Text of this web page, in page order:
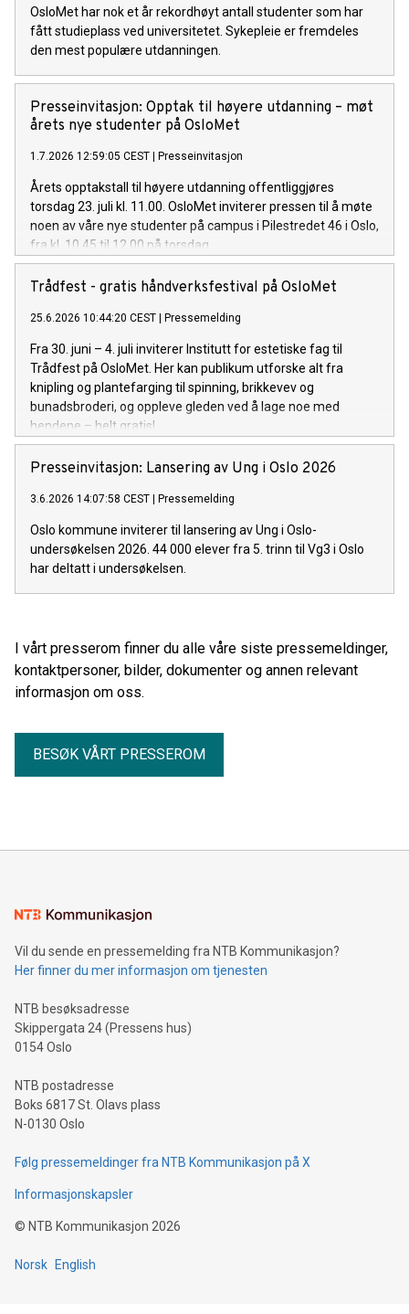
OsloMet har nok et år rekordhøyt antall studenter som har
fått studieplass ved universitetet. Sykepleie er fremdeles
den mest populære utdanningen.
Presseinvitasjon: Opptak til høyere utdanning – møt
årets nye studenter på OsloMet
1.7.2026 12:59:05 CEST Presseinvitasjon
Årets opptakstall til høyere utdanning offentliggjøres
torsdag 23. juli kl. 11.00. OsloMet inviterer pressen til å møte
noen av våre nye studenter på campus i Pilestredet 46 i Oslo,
fra kl. 10.45 til 12.00 på torsdag.
Trådfest - gratis håndverksfestival på OsloMet
25.6.2026 10:44:20 CEST Pressemelding
Fra 30. juni – 4. juli inviterer Institutt for estetiske fag til
Trådfest på OsloMet. Her kan publikum utforske alt fra
knipling og plantefarging til spinning, brikkevev og
bunadsbroderi, og oppleve gleden ved å lage noe med
hendene – helt gratis!
Presseinvitasjon: Lansering av Ung i Oslo 2026
3.6.2026 14:07:58 CEST Pressemelding
Oslo kommune inviterer til lansering av Ung i Oslo-
undersøkelsen 2026. 44 000 elever fra 5. trinn til Vg3 i Oslo
har deltatt i undersøkelsen.
I vårt presserom finner du alle våre siste pressemeldinger,
kontaktpersoner, bilder, dokumenter og annen relevant
informasjon om oss.
BESØK VÅRT PRESSEROM
Vil du sende en pressemelding fra NTB Kommunikasjon?
Her finner du mer informasjon om tjenesten
NTB besøksadresse
Skippergata 24 (Pressens hus)
0154 Oslo
NTB postadresse
Boks 6817 St. Olavs plass
N-0130 Oslo
Følg pressemeldinger fra NTB Kommunikasjon på X
Informasjonskapsler
© NTB Kommunikasjon 2026
Norsk English